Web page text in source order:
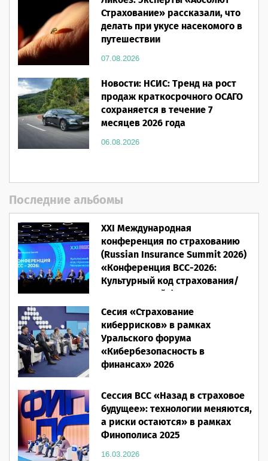
Страхование» рассказали, что
делать при укусе насекомого в
путешествии
07.08.2026
Новости: НСИС: Тренд на рост
продаж краткосрочного ОСАГО
сохраняется в течение 7
месяцев 2026 года
06.08.2026
Последние альбомы
XXI Международная
конференция по страхованию
(Russian Insurance Summit 2026)
«Конференция ВСС-2026:
Культурный код страхования/
Человеческий фактор»
28.05.2026
Сесия «Страхование
киберрисков» в рамках
Уральского форума
«Кибербезопасность в
финансах» 2026
Сессия ВСС «Назад в страховое
будущее»: технологии меняются,
а риски остаются» в рамках
Финополиса 2025
16.03.2026